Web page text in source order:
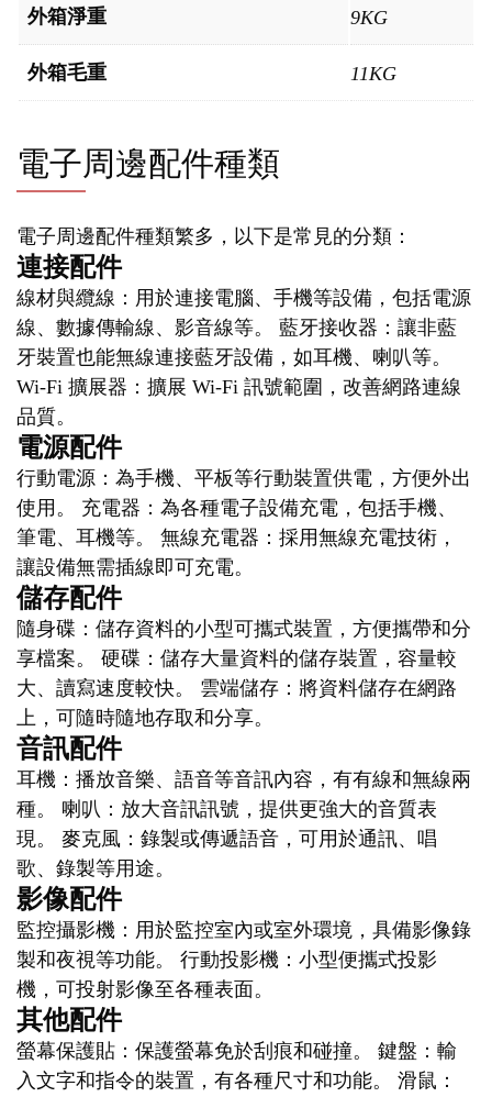
外箱淨重 9KG
外箱毛重 11KG
電子周邊配件種類
電子周邊配件種類繁多，以下是常見的分類：
連接配件
線材與纜線：用於連接電腦、手機等設備，包括電源
線、數據傳輸線、影音線等。 藍牙接收器：讓非藍
牙裝置也能無線連接藍牙設備，如耳機、喇叭等。
Wi-Fi 擴展器：擴展 Wi-Fi 訊號範圍，改善網路連線
品質。
電源配件
行動電源：為手機、平板等行動裝置供電，方便外出
使用。 充電器：為各種電子設備充電，包括手機、
筆電、耳機等。 無線充電器：採用無線充電技術，
讓設備無需插線即可充電。
儲存配件
隨身碟：儲存資料的小型可攜式裝置，方便攜帶和分
享檔案。 硬碟：儲存大量資料的儲存裝置，容量較
大、讀寫速度較快。 雲端儲存：將資料儲存在網路
上，可隨時隨地存取和分享。
音訊配件
耳機：播放音樂、語音等音訊內容，有有線和無線兩
種。 喇叭：放大音訊訊號，提供更強大的音質表
現。 麥克風：錄製或傳遞語音，可用於通訊、唱
歌、錄製等用途。
影像配件
監控攝影機：用於監控室內或室外環境，具備影像錄
製和夜視等功能。 行動投影機：小型便攜式投影
機，可投射影像至各種表面。
其他配件
螢幕保護貼：保護螢幕免於刮痕和碰撞。 鍵盤：輸
入文字和指令的裝置，有各種尺寸和功能。 滑鼠：